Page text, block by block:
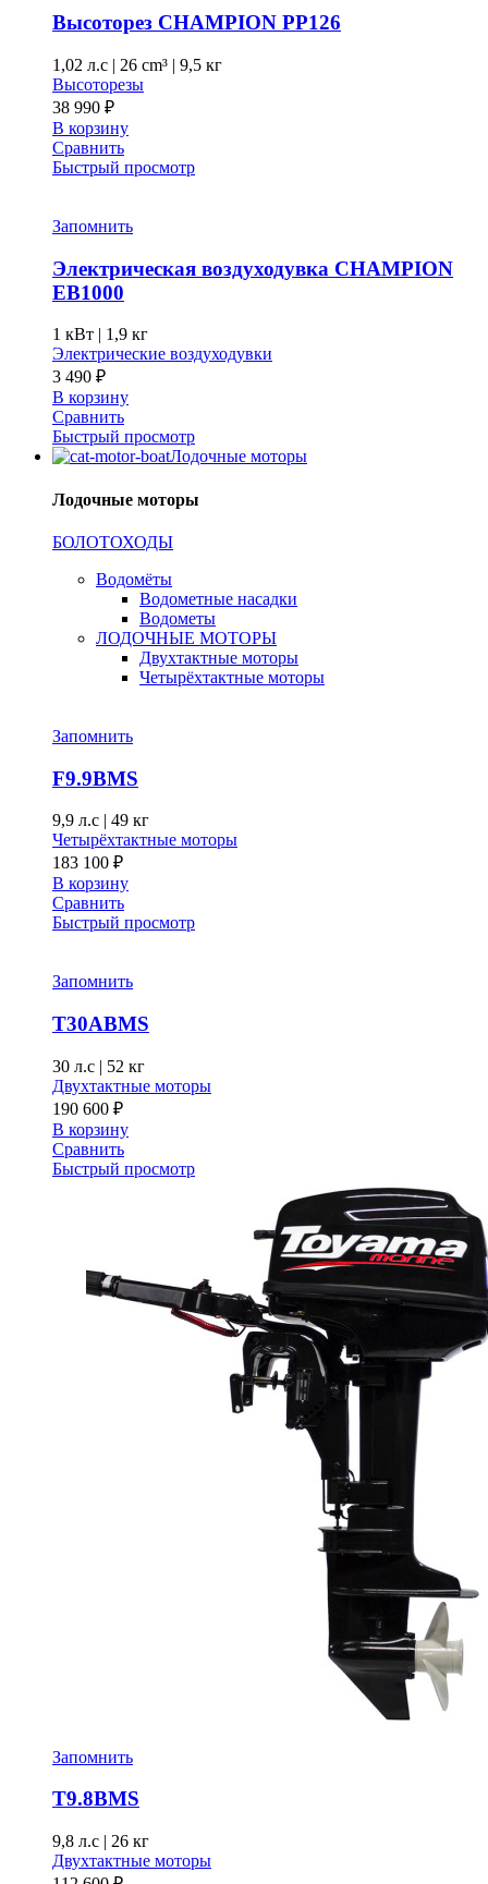
Высоторез CHAMPION PP126
1,02 л.с | 26 cm³ | 9,5 кг
Высоторезы
38 990 ₽
В корзину
Сравнить
Быстрый просмотр
Запомнить
Электрическая воздуходувка CHAMPION
EB1000
1 кВт | 1,9 кг
Электрические воздуходувки
3 490 ₽
В корзину
Сравнить
Быстрый просмотр
Лодочные моторы
Лодочные моторы
БОЛОТОХОДЫ
Водомёты
Водометные насадки
Водометы
ЛОДОЧНЫЕ МОТОРЫ
Двухтактные моторы
Четырёхтактные моторы
Запомнить
F9.9BMS
9,9 л.с | 49 кг
Четырёхтактные моторы
183 100 ₽
В корзину
Сравнить
Быстрый просмотр
Запомнить
T30ABMS
30 л.с | 52 кг
Двухтактные моторы
190 600 ₽
В корзину
Сравнить
Быстрый просмотр
Запомнить
T9.8BMS
9,8 л.с | 26 кг
Двухтактные моторы